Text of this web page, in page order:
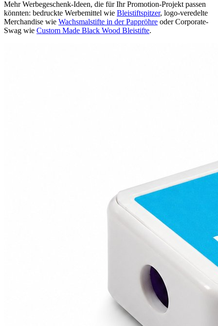
Mehr Werbegeschenk-Ideen, die für Ihr Promotion-Projekt passen
könnten: bedruckte Werbemittel wie Bleistiftspitzer, logo-veredelte
Merchandise wie Wachsmalstifte in der Pappröhre oder Corporate-
Swag wie Custom Made Black Wood Bleistifte.